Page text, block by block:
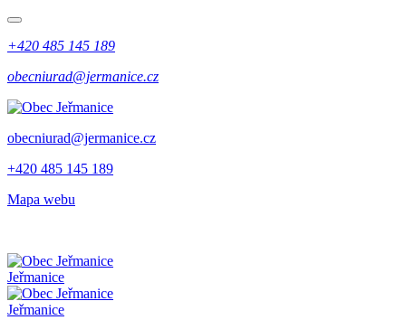
+420 485 145 189
obecniurad@jermanice.cz
obecniurad@jermanice.cz
+420 485 145 189
Mapa webu
Jeřmanice
Jeřmanice